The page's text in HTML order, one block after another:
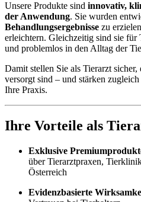
Unsere Produkte sind innovativ,
der Anwendung. Sie wurden
Behandlungsergebnisse zu
erleichtern. Gleichzeitig sind sie für
und problemlos in den Alltag der
Damit stellen Sie als Tierarzt
versorgt sind – und stärken
Ihre Praxis.
Ihre Vorteile als
Exklusive
über Tierarztpraxen,
Österreich
Evidenzbasierte